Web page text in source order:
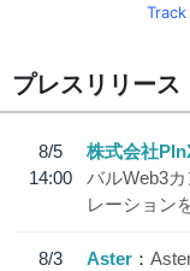
プレスリリース
8/5
14:00
株式会社
バルWeb3
レーション
8/3
Aster